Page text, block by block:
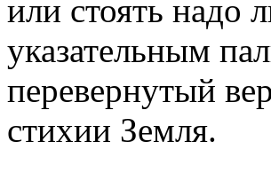
или стоять надо
указательным
перевернутый
стихии Земля.